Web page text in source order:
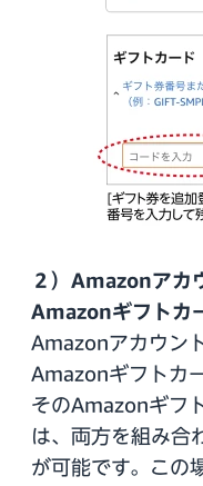
２）Amazonアカ
Amazonギフトカ
Amazonアカウン
Amazonギフトカ
そのAmazonギフ
は、両方を組み合
が可能です。この